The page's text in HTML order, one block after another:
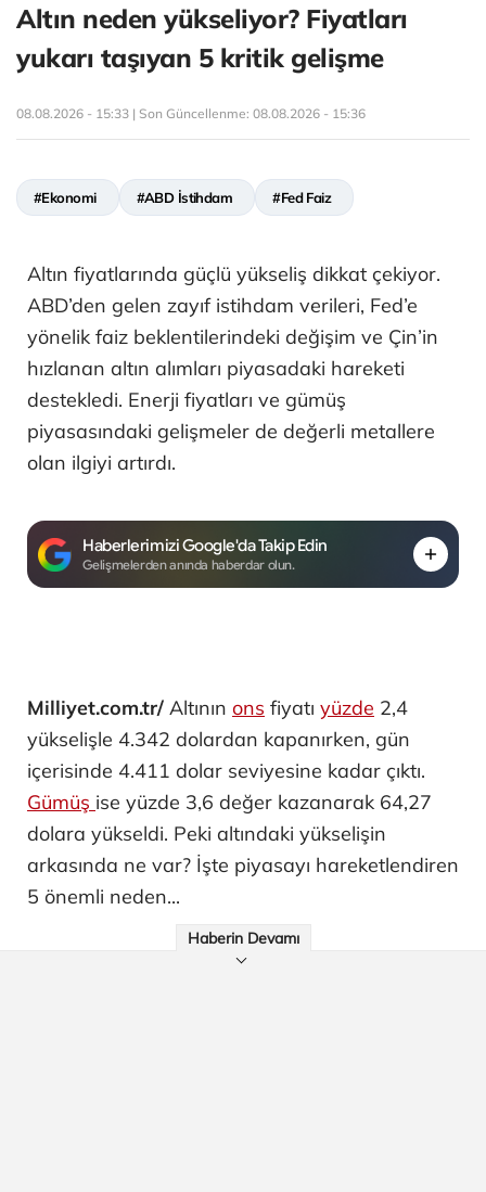
Altın neden yükseliyor? Fiyatları
yukarı taşıyan 5 kritik gelişme
08.08.2026 - 15:33 | Son Güncellenme: 08.08.2026 - 15:36
#Ekonomi #ABD İstihdam #Fed Faiz
Altın fiyatlarında güçlü yükseliş dikkat çekiyor.
ABD’den gelen zayıf istihdam verileri, Fed’e
yönelik faiz beklentilerindeki değişim ve Çin’in
hızlanan altın alımları piyasadaki hareketi
destekledi. Enerji fiyatları ve gümüş
piyasasındaki gelişmeler de değerli metallere
olan ilgiyi artırdı.
Haberlerimizi Google'da Takip Edin
Gelişmelerden anında haberdar olun.
Milliyet.com.tr/ Altının ons fiyatı yüzde 2,4
yükselişle 4.342 dolardan kapanırken, gün
içerisinde 4.411 dolar seviyesine kadar çıktı.
Gümüş ise yüzde 3,6 değer kazanarak 64,27
dolara yükseldi. Peki altındaki yükselişin
arkasında ne var? İşte piyasayı hareketlendiren
5 önemli neden...
Haberin Devamı